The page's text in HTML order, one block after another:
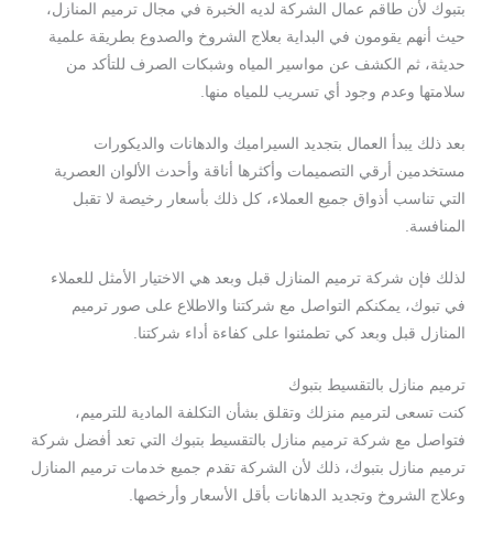
بتبوك لأن طاقم عمال الشركة لديه الخبرة في مجال ترميم المنازل،
حيث أنهم يقومون في البداية بعلاج الشروخ والصدوع بطريقة علمية
حديثة، ثم الكشف عن مواسير المياه وشبكات الصرف للتأكد من
سلامتها وعدم وجود أي تسريب للمياه منها.
بعد ذلك يبدأ العمال بتجديد السيراميك والدهانات والديكورات
مستخدمين أرقي التصميمات وأكثرها أناقة وأحدث الألوان العصرية
التي تناسب أذواق جميع العملاء، كل ذلك بأسعار رخيصة لا تقبل
المنافسة.
لذلك فإن شركة ترميم المنازل قبل وبعد هي الاختيار الأمثل للعملاء
في تبوك، يمكنكم التواصل مع شركتنا والاطلاع على صور ترميم
المنازل قبل وبعد كي تطمئنوا على كفاءة أداء شركتنا.
ترميم منازل بالتقسيط بتبوك
كنت تسعى لترميم منزلك وتقلق بشأن التكلفة المادية للترميم،
فتواصل مع شركة ترميم منازل بالتقسيط بتبوك التي تعد أفضل شركة
ترميم منازل بتبوك، ذلك لأن الشركة تقدم جميع خدمات ترميم المنازل
وعلاج الشروخ وتجديد الدهانات بأقل الأسعار وأرخصها.